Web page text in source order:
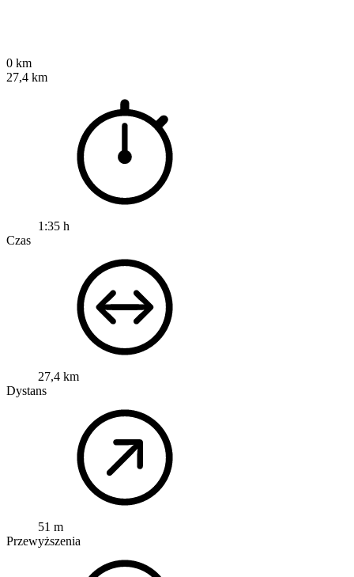
0 km
27,4 km
1:35 h
Czas
27,4 km
Dystans
51 m
Przewyższenia